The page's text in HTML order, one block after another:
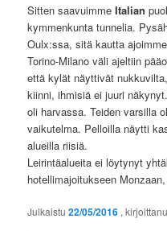
Sitten saavuimmeItalian
kymmenkunta tunnelia.
Oulx:ssa, sitä kautta
Torino-Milano väli ajeltiin
että kylät näyttivät
kiinni, ihmisiä ei juuri
oli harvassa. Teiden varsilla
vaikutelma. Pelloilla näytti
alueilla riisiä.
Leirintäalueita ei löytynyt
hotellimajoitukseen
Julkaistu22/05/2016 ,